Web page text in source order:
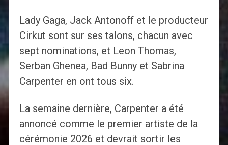
Lady Gaga, Jack Antonoff et le producteur
Cirkut sont sur ses talons, chacun avec
sept nominations, et Leon Thomas,
Serban Ghenea, Bad Bunny et Sabrina
Carpenter en ont tous six.
La semaine dernière, Carpenter a été
annoncé comme le premier artiste de la
cérémonie 2026 et devrait sortir les